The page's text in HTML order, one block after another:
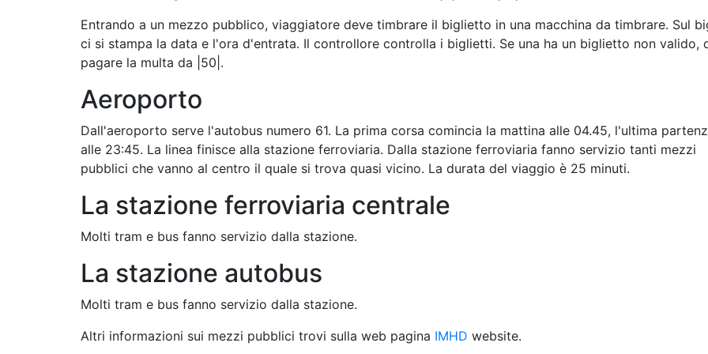
Entrando a un mezzo pubblico, viaggiatore deve timbrare il biglietto in una macchina da timbrare. Sul
ci si stampa la data e l'ora d'entrata. Il controllore controlla i biglietti. Se una ha un biglietto non valido,
pagare la multa da |50|.
Aeroporto
Dall'aeroporto serve l'autobus numero 61. La prima corsa comincia la mattina alle 04.45, l'ultima
alle 23:45. La linea finisce alla stazione ferroviaria. Dalla stazione ferroviaria fanno servizio tanti mezzi
pubblici che vanno al centro il quale si trova quasi vicino. La durata del viaggio è 25 minuti.
La stazione ferroviaria centrale
Molti tram e bus fanno servizio dalla stazione.
La stazione autobus
Molti tram e bus fanno servizio dalla stazione.
Altri informazioni sui mezzi pubblici trovi sulla web pagina IMHD website.